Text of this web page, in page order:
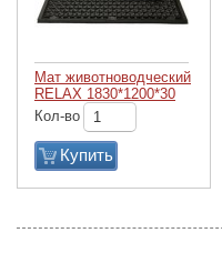
Мат животноводческий
RELAX 1830*1200*30
Кол-во
Купить